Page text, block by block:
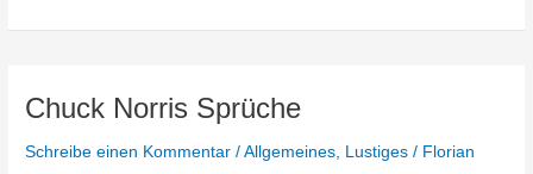
Uri
Chuck Norris Sprüche
Schreibe einen Kommentar /Allgemeines Lustiges / Florian